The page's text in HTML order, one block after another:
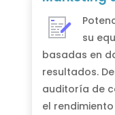
su
basadas en
resultados.
auditoría de
el